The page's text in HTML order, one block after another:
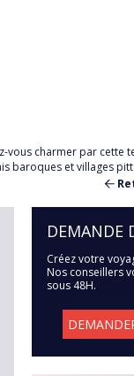
vous charmer par cette
baroques et villages
DEMANDE
Créez votre
Nos conseillers
sous 48H.